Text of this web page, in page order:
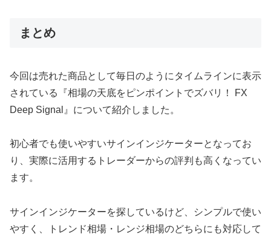
まとめ
今回は売れた商品として毎日のようにタイムラインに表示
されている『相場の天底をピンポイントでズバリ！ FX
Deep Signal』について紹介しました。
初心者でも使いやすいサインインジケーターとなってお
り、実際に活用するトレーダーからの評判も高くなってい
ます。
サインインジケーターを探しているけど、シンプルで使い
やすく、トレンド相場・レンジ相場のどちらにも対応して